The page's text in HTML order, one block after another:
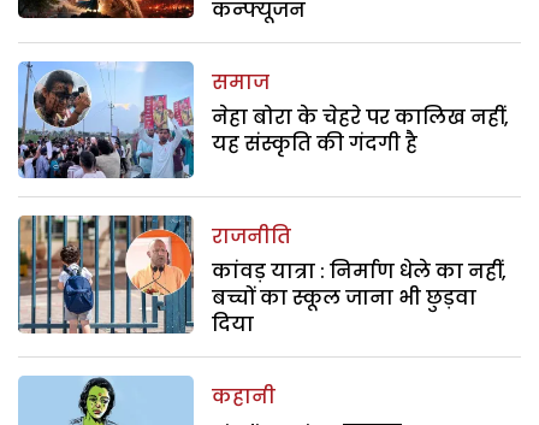
कन्फ्यूजन
समाज
नेहा बोरा के चेहरे पर कालिख नहीं,
यह संस्कृति की गंदगी है
राजनीति
कांवड़ यात्रा : निर्माण धेले का नहीं,
बच्चों का स्कूल जाना भी छुड़वा
दिया
कहानी